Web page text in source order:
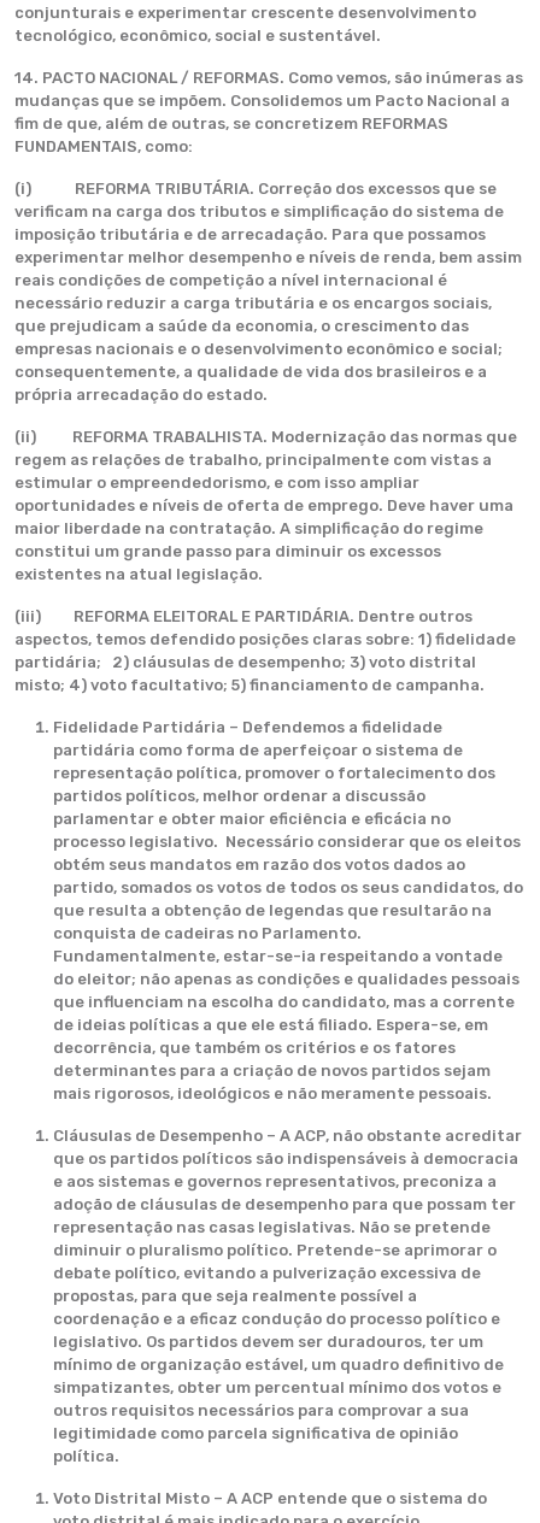
conjunturais e experimentar crescente desenvolvimento
tecnológico, econômico, social e sustentável.
14. PACTO NACIONAL / REFORMAS. Como vemos, são inúmeras as
mudanças que se impõem. Consolidemos um Pacto Nacional a
fim de que, além de outras, se concretizem REFORMAS
FUNDAMENTAIS, como:
(i) REFORMA TRIBUTÁRIA. Correção dos excessos que se
verificam na carga dos tributos e simplificação do sistema de
imposição tributária e de arrecadação. Para que possamos
experimentar melhor desempenho e níveis de renda, bem assim
reais condições de competição a nível internacional é
necessário reduzir a carga tributária e os encargos sociais,
que prejudicam a saúde da economia, o crescimento das
empresas nacionais e o desenvolvimento econômico e social;
consequentemente, a qualidade de vida dos brasileiros e a
própria arrecadação do estado.
(ii) REFORMA TRABALHISTA. Modernização das normas que
regem as relações de trabalho, principalmente com vistas a
estimular o empreendedorismo, e com isso ampliar
oportunidades e níveis de oferta de emprego. Deve haver uma
maior liberdade na contratação. A simplificação do regime
constitui um grande passo para diminuir os excessos
existentes na atual legislação.
(iii) REFORMA ELEITORAL E PARTIDÁRIA. Dentre outros
aspectos, temos defendido posições claras sobre: 1) fidelidade
partidária; 2) cláusulas de desempenho; 3) voto distrital
misto; 4) voto facultativo; 5) financiamento de campanha.
Fidelidade Partidária – Defendemos a fidelidade
partidária como forma de aperfeiçoar o sistema de
representação política, promover o fortalecimento dos
partidos políticos, melhor ordenar a discussão
parlamentar e obter maior eficiência e eficácia no
processo legislativo. Necessário considerar que os eleitos
obtém seus mandatos em razão dos votos dados ao
partido, somados os votos de todos os seus candidatos, do
que resulta a obtenção de legendas que resultarão na
conquista de cadeiras no Parlamento.
Fundamentalmente, estar-se-ia respeitando a vontade
do eleitor; não apenas as condições e qualidades pessoais
que influenciam na escolha do candidato, mas a corrente
de ideias políticas a que ele está filiado. Espera-se, em
decorrência, que também os critérios e os fatores
determinantes para a criação de novos partidos sejam
mais rigorosos, ideológicos e não meramente pessoais.
Cláusulas de Desempenho – A ACP, não obstante acreditar
que os partidos políticos são indispensáveis à democracia
e aos sistemas e governos representativos, preconiza a
adoção de cláusulas de desempenho para que possam ter
representação nas casas legislativas. Não se pretende
diminuir o pluralismo político. Pretende-se aprimorar o
debate político, evitando a pulverização excessiva de
propostas, para que seja realmente possível a
coordenação e a eficaz condução do processo político e
legislativo. Os partidos devem ser duradouros, ter um
mínimo de organização estável, um quadro definitivo de
simpatizantes, obter um percentual mínimo dos votos e
outros requisitos necessários para comprovar a sua
legitimidade como parcela significativa de opinião
política.
Voto Distrital Misto – A ACP entende que o sistema do